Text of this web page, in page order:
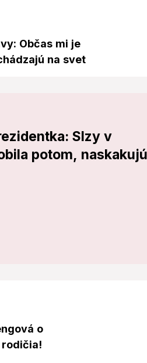
Občas mi je
na svet
Slzy v
potom, naskakujú
o
rodičia!